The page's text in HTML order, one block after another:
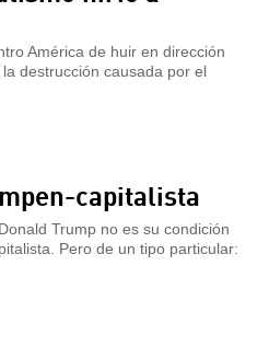
América de huir en dirección
destrucción causada por el
capitalista
Trump no es su condición
Pero de un tipo particular: